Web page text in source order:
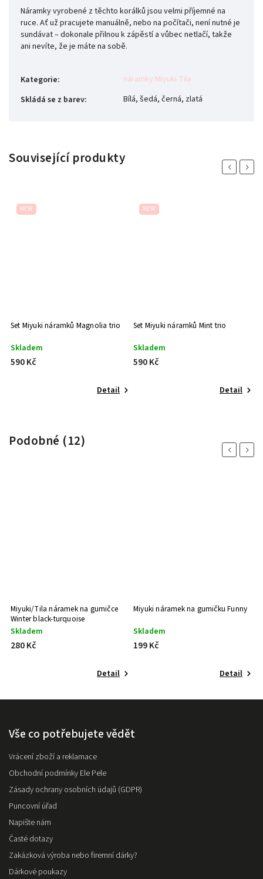
Náramky vyrobené z těchto korálků jsou velmi příjemné na
ruce. Ať už pracujete manuálně, nebo na počítači, není nutné je
sundávat – dokonale přilnou k zápěstí a vůbec netlačí, takže
ani nevíte, že je máte na sobě.
Kategorie:
náramky Miyuki Tila
Skládá se z barev: Bílá, šedá, černá, zlatá
Související produkty
Previous
NEW
Set Miyuki náramků Magnolia trio
Skladem
590 Kč
Detail
NEW
Set Miyuki náramků Mint trio
Skladem
590 Kč
Detail
Next
Podobné (12)
Previous
Miyuki/Tila náramek na gumičce
Winter black-turquoise
Skladem
280 Kč
Detail
Miyuki náramek na gumičku Funny
Skladem
199 Kč
Detail
Next
Vše co potřebujete vědět
Vrácení zboží a reklamace
Obchodní podmínky Ele Pele
Zásady ochrany osobních údajů (GDPR)
Puncovní úřad
Napište nám
Časté dotazy
Zakázková výroba nebo firemní dárky?
Dárkové poukazy